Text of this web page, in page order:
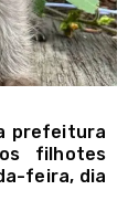
prefeitura
filhotes
feira, dia